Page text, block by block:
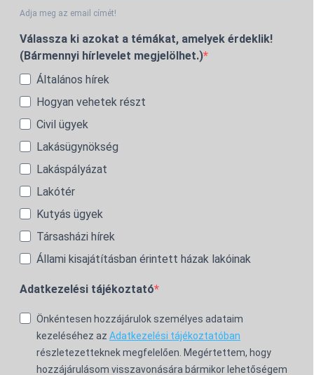
Adja meg az email címét!
Válassza ki azokat a témákat, amelyek érdeklik!
(Bármennyi hírlevelet megjelölhet.)
Általános hírek
Hogyan vehetek részt
Civil ügyek
Lakásügynökség
Lakáspályázat
Lakótér
Kutyás ügyek
Társasházi hírek
Állami kisajátításban érintett házak lakóinak
Adatkezelési tájékoztató
Önkéntesen hozzájárulok személyes adataim
kezeléséhez az Adatkezelési tájékoztatóban
részletezetteknek megfelelően. Megértettem, hogy
hozzájárulásom visszavonására bármikor lehetőségem